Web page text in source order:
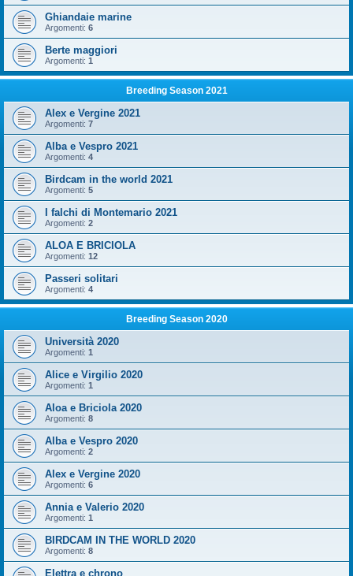
Ghiandaie marine
Argomenti: 6
Berte maggiori
Argomenti: 1
Breeding Season 2021
Alex e Vergine 2021
Argomenti: 7
Alba e Vespro 2021
Argomenti: 4
Birdcam in the world 2021
Argomenti: 5
I falchi di Montemario 2021
Argomenti: 2
ALOA E BRICIOLA
Argomenti: 12
Passeri solitari
Argomenti: 4
Breeding Season 2020
Università 2020
Argomenti: 1
Alice e Virgilio 2020
Argomenti: 1
Aloa e Briciola 2020
Argomenti: 8
Alba e Vespro 2020
Argomenti: 2
Alex e Vergine 2020
Argomenti: 6
Annia e Valerio 2020
Argomenti: 1
BIRDCAM IN THE WORLD 2020
Argomenti: 8
Elettra e chrono